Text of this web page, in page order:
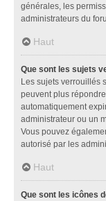
générales, les
administrateurs du
Haut
Que sont les sujets
Les sujets verrouillés
peuvent plus
automatiquement
administrateur ou un
Vous pouvez
autorisé par les
Haut
Que sont les icônes